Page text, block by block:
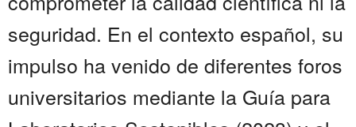
seguridad. En el contexto español, su
impulso ha venido de diferentes foros
universitarios mediante la Guía para